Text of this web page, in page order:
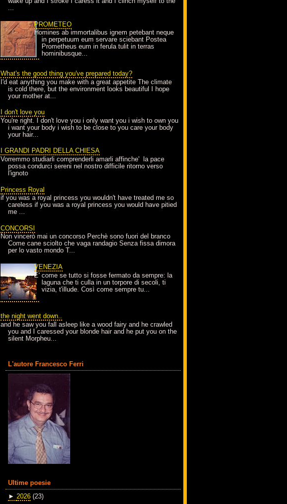
...
PROMETEO
Homines ab immortalibus ignem petebant neque
in perpetuum eum servare sciebant Postea
Prometheus eum in ferula tulit in terras
hominibusque...
What's the good thing you've prepared today?
I'd eat anything you make with a great appetite The climate
is cold there, but the environment looks beautiful I hope
your mother at...
I don't love you
You're right. I don't love you i only want you i wish to own you
i want your body i wish to be close to you care your body
your hair...
I GRANDI PADRI DELLA CHIESA
Vorremmo studiarli comprenderli amarli affinche' la pace
possa condurci sereni nel nostro difficile ritorno verso
l'ignoto
Princess Royal
if you was a royal princess you wouldn't have treated me so
careless if you was a royal princess you would have pitied
me ...
CONCORSI
Non vincerò mai un concorso Perchè sono fuori del branco
Come cane sciolto che vaga randagio Senza fissa dimora
per lo vasto mondo T...
VENEZIA
E' come se tutto si fosse fermato da sempre: la
laguna che ti culla in un torpore di secoli, ti
vizia, t'illude. Così come sempre tu...
the night went down..
and he saw you fall asleep like a wood fairy and he crawled
you and I caressed your blonde hair and he put you on the
silent Morpheu...
L'autore Francesco Ferri
Ultime poesie
► 2026 (23)